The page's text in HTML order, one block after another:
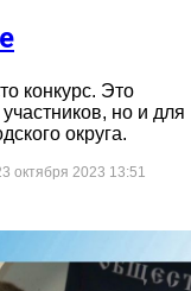
конкурс. Это
но и для
округа.
октября 2023 13:51